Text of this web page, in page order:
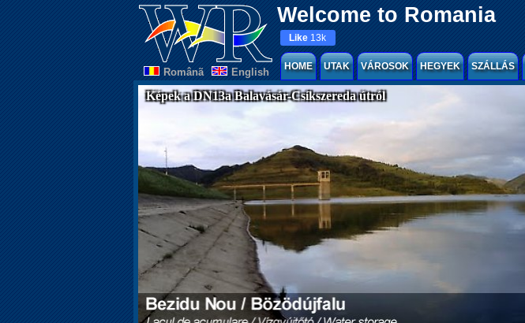
Welcome to Romania
Românã English
Like 13k
HOME UTAK VÁROSOK HEGYEK SZÁLLÁS
Képek a DN13a Balavásár-Csíkszereda útról